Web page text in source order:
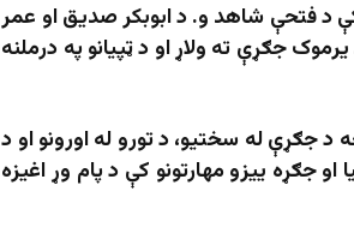
د فتحې شاهد و. د ابوبکر صدیق او عمر
جګړې ته ولاړ او د ټپیانو په درملنه
له سختیو، د تورو له اورونو او د
جګړه ییزو مهارتونو کې د پام وړ اغیزه